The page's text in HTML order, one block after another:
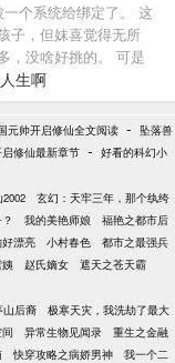
个系统给绑定了。 这
子，但妺喜觉得无所
，没啥好挑的。 可是
债的，你见过谁家
主后面喊妈的。 天堂
自己很成功，因为自
，还心地善良。 妺
好你的。 妺喜：我是
系统：没事儿，我们
看着那个满口遵纪守
一刀捅死了反派> 然
选文的还是选武的。
果妺喜一摞书下去，
系统悔恨的仰天长
生啊
元帅开启修仙全文阅读 - 坠落兽
修仙最新章节 - 好看的科幻小
玄幻：天牢三年，那个纨绔
我的美艳师娘
福艳之都市后
漂亮 小村春色
都市之最强兵
赵氏嫡女
遮天之苍天霸
山后裔
极寒天灾，我洗劫了最大
异常生物见闻录
重生之金融
快穿攻略之病娇男神
我一个二